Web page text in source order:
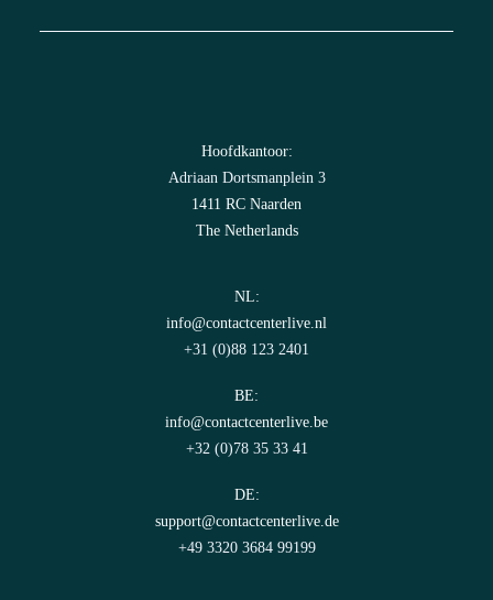
Hoofdkantoor:
Adriaan Dortsmanplein 3
1411 RC Naarden
The Netherlands
NL:
info@contactcenterlive.nl
+31 (0)88 123 2401
BE:
info@contactcenterlive.be
+32 (0)78 35 33 41
DE:
support@contactcenterlive.de
+49 3320 3684 99199